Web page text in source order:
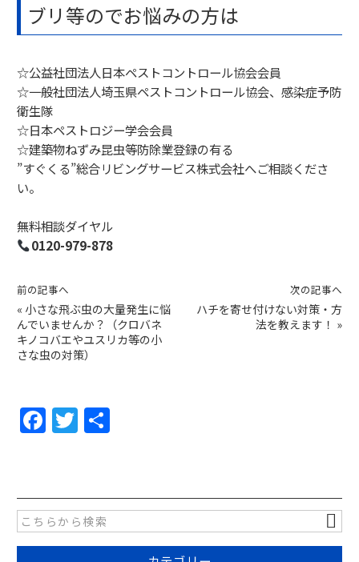
ブリ等のでお悩みの方は
☆公益社団法人日本ペストコントロール協会会員
☆一般社団法人埼玉県ペストコントロール協会、感染症予防
衛生隊
☆日本ペストロジー学会会員
☆建築物ねずみ昆虫等防除業登録の有る
”すぐくる”総合リビングサービス株式会社へご相談くださ
い。
無料相談ダイヤル
0120-979-878
前の記事へ
« 小さな飛ぶ虫の大量発生に悩
んでいませんか？（クロバネ
キノコバエやユスリカ等の小
さな虫の対策）
次の記事へ
ハチを寄せ付けない対策・方
法を教えます！ »
F
e
b
o
T
er